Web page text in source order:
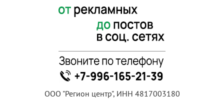
ООО "Регион центр", ИНН 4817003180